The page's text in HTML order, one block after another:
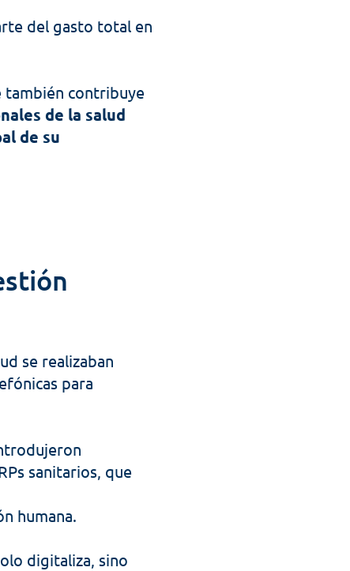
del gasto total en
también contribuye
de la salud
de su
se realizaban
para
sanitarios, que
humana.
digitaliza, sino